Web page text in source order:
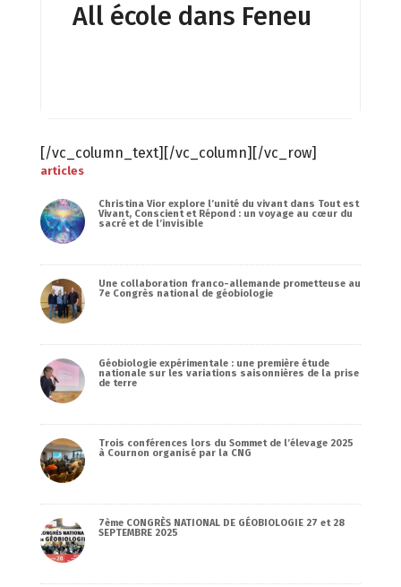
All école dans Feneu
[/vc_column_text][/vc_column][/vc_row]
articles
Christina Vior explore l’unité du vivant dans Tout est
Vivant, Conscient et Répond : un voyage au cœur du
sacré et de l’invisible
Une collaboration franco-allemande prometteuse au
7e Congrès national de géobiologie
Géobiologie expérimentale : une première étude
nationale sur les variations saisonnières de la prise
de terre
Trois conférences lors du Sommet de l’élevage 2025
à Cournon organisé par la CNG
7ème CONGRÈS NATIONAL DE GÉOBIOLOGIE 27 et 28
SEPTEMBRE 2025